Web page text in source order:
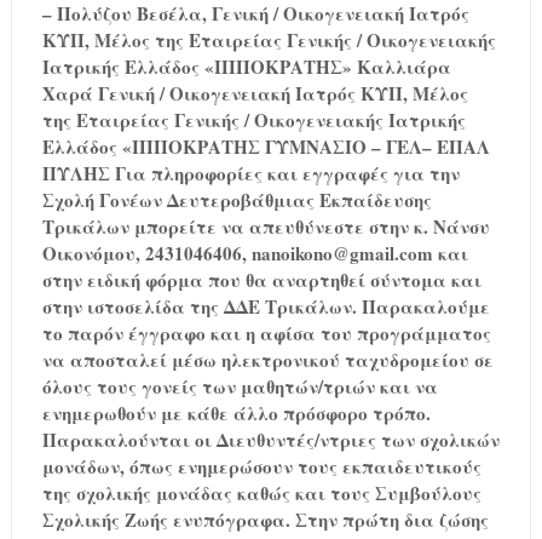
– Πολύζου Βεσέλα, Γενική / Οικογενειακή Ιατρός
ΚΥΠ, Μέλος της Εταιρείας Γενικής / Οικογενειακής
Ιατρικής Ελλάδος «ΙΠΠΟΚΡΑΤΗΣ» Καλλιάρα
Χαρά Γενική / Οικογενειακή Ιατρός ΚΥΠ, Μέλος
της Εταιρείας Γενικής / Οικογενειακής Ιατρικής
Ελλάδος «ΙΠΠΟΚΡΑΤΗΣ ΓΥΜΝΑΣΙΟ – ΓΕΛ– ΕΠΑΛ
ΠΥΛΗΣ Για πληροφορίες και εγγραφές για την
Σχολή Γονέων Δευτεροβάθμιας Εκπαίδευσης
Τρικάλων μπορείτε να απευθύνεστε στην κ. Νάνσυ
Οικονόμου, 2431046406, nanoikono@gmail.com και
στην ειδική φόρμα που θα αναρτηθεί σύντομα και
στην ιστοσελίδα της ΔΔΕ Τρικάλων. Παρακαλούμε
το παρόν έγγραφο και η αφίσα του προγράμματος
να αποσταλεί μέσω ηλεκτρονικού ταχυδρομείου σε
όλους τους γονείς των μαθητών/τριών και να
ενημερωθούν με κάθε άλλο πρόσφορο τρόπο.
Παρακαλούνται οι Διευθυντές/ντριες των σχολικών
μονάδων, όπως ενημερώσουν τους εκπαιδευτικούς
της σχολικής μονάδας καθώς και τους Συμβούλους
Σχολικής Ζωής ενυπόγραφα. Στην πρώτη δια ζώσης